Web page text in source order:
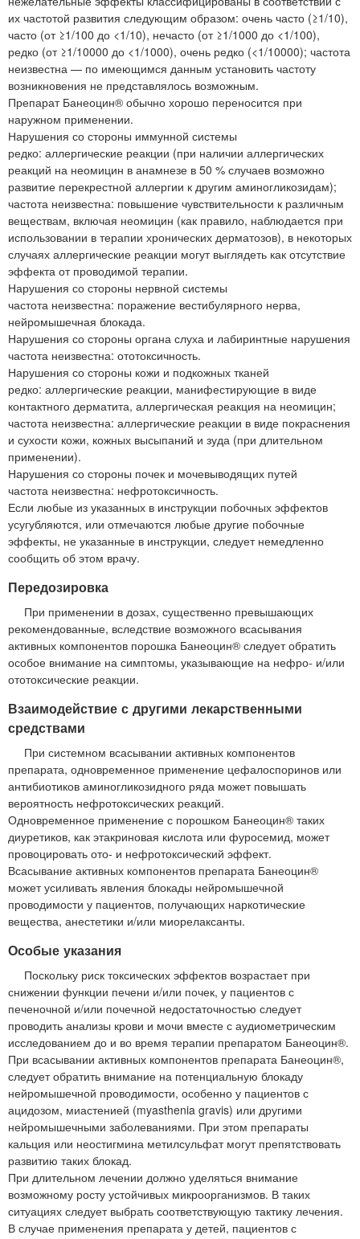
их частотой развития следующим образом: очень часто (≥1/10),
часто (от ≥1/100 до <1/10), нечасто (от ≥1/1000 до <1/100),
редко (от ≥1/10000 до <1/1000), очень редко (<1/10000); частота
неизвестна — по имеющимся данным установить частоту
возникновения не представлялось возможным.
Препарат Банеоцин® обычно хорошо переносится при
наружном применении.
Нарушения со стороны иммунной системы
редко: аллергические реакции (при наличии аллергических
реакций на неомицин в анамнезе в 50 % случаев возможно
развитие перекрестной аллергии к другим аминогликозидам);
частота неизвестна: повышение чувствительности к различным
веществам, включая неомицин (как правило, наблюдается при
использовании в терапии хронических дерматозов), в некоторых
случаях аллергические реакции могут выглядеть как отсутствие
эффекта от проводимой терапии.
Нарушения со стороны нервной системы
частота неизвестна: поражение вестибулярного нерва,
нейромышечная блокада.
Нарушения со стороны органа слуха и лабиринтные нарушения
частота неизвестна: ототоксичность.
Нарушения со стороны кожи и подкожных тканей
редко: аллергические реакции, манифестирующие в виде
контактного дерматита, аллергическая реакция на неомицин;
частота неизвестна: аллергические реакции в виде покраснения
и сухости кожи, кожных высыпаний и зуда (при длительном
применении).
Нарушения со стороны почек и мочевыводящих путей
частота неизвестна: нефротоксичность.
Если любые из указанных в инструкции побочных эффектов
усугубляются, или отмечаются любые другие побочные
эффекты, не указанные в инструкции, следует немедленно
сообщить об этом врачу.
Передозировка
При применении в дозах, существенно превышающих
рекомендованные, вследствие возможного всасывания
активных компонентов порошка Банеоцин® следует обратить
особое внимание на симптомы, указывающие на нефро- и/или
ототоксические реакции.
Взаимодействие с другими лекарственными
средствами
При системном всасывании активных компонентов
препарата, одновременное применение цефалоспоринов или
антибиотиков аминогликозидного ряда может повышать
вероятность нефротоксических реакций.
Одновременное применение с порошком Банеоцин® таких
диуретиков, как этакриновая кислота или фуросемид, может
провоцировать ото- и нефротоксический эффект.
Всасывание активных компонентов препарата Банеоцин®
может усиливать явления блокады нейромышечной
проводимости у пациентов, получающих наркотические
вещества, анестетики и/или миорелаксанты.
Особые указания
Поскольку риск токсических эффектов возрастает при
снижении функции печени и/или почек, у пациентов с
печеночной и/или почечной недостаточностью следует
проводить анализы крови и мочи вместе с аудиометрическим
исследованием до и во время терапии препаратом Банеоцин®.
При всасывании активных компонентов препарата Банеоцин®,
следует обратить внимание на потенциальную блокаду
нейромышечной проводимости, особенно у пациентов с
ацидозом, миастенией (myasthenia gravis) или другими
нейромышечными заболеваниями. При этом препараты
кальция или неостигмина метилсульфат могут препятствовать
развитию таких блокад.
При длительном лечении должно уделяться внимание
возможному росту устойчивых микроорганизмов. В таких
ситуациях следует выбрать соответствующую тактику лечения.
В случае применения препарата у детей, пациентов с